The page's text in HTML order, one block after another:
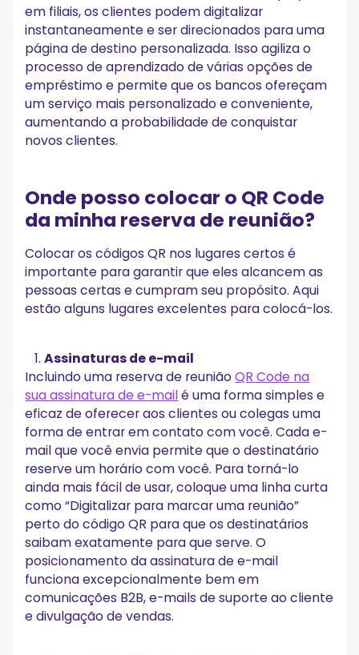
em filiais, os clientes podem digitalizar
instantaneamente e ser direcionados para uma
página de destino personalizada. Isso agiliza o
processo de aprendizado de várias opções de
empréstimo e permite que os bancos ofereçam
um serviço mais personalizado e conveniente,
aumentando a probabilidade de conquistar
novos clientes.
Onde posso colocar o QR Code
da minha reserva de reunião?
Colocar os códigos QR nos lugares certos é
importante para garantir que eles alcancem as
pessoas certas e cumpram seu propósito. Aqui
estão alguns lugares excelentes para colocá-los.
Assinaturas de e-mail
Incluindo uma reserva de reuniãoQR Code na
sua assinatura de e-mailé uma forma simples e
eficaz de oferecer aos clientes ou colegas uma
forma de entrar em contato com você. Cada e-
mail que você envia permite que o destinatário
reserve um horário com você. Para torná-lo
ainda mais fácil de usar, coloque uma linha curta
como “Digitalizar para marcar uma reunião”
perto do código QR para que os destinatários
saibam exatamente para que serve. O
posicionamento da assinatura de e-mail
funciona excepcionalmente bem em
comunicações B2B, e-mails de suporte ao cliente
e divulgação de vendas.